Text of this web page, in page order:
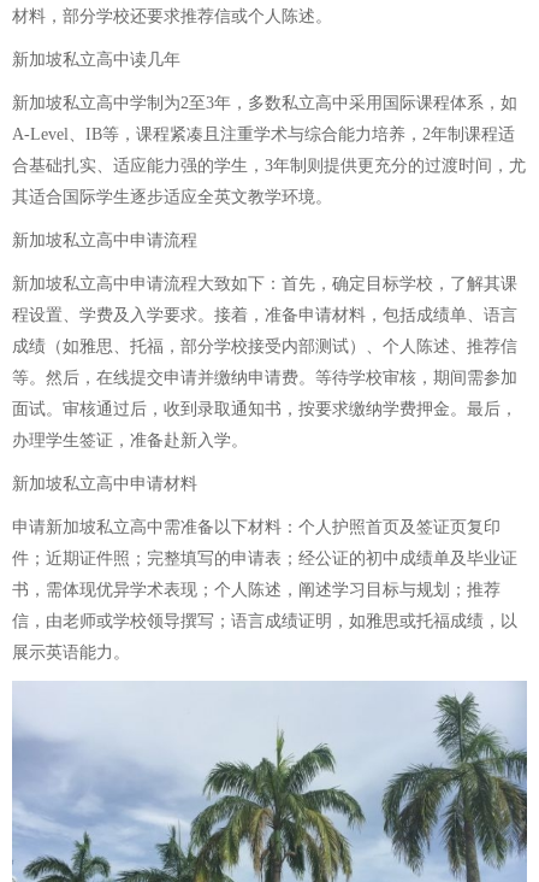
材料，部分学校还要求推荐信或个人陈述。
新加坡私立高中读几年
新加坡私立高中学制为2至3年，多数私立高中采用国际课程体系，如
A-Level、IB等，课程紧凑且注重学术与综合能力培养，2年制课程适
合基础扎实、适应能力强的学生，3年制则提供更充分的过渡时间，尤
其适合国际学生逐步适应全英文教学环境。
新加坡私立高中申请流程
新加坡私立高中申请流程大致如下：首先，确定目标学校，了解其课
程设置、学费及入学要求。接着，准备申请材料，包括成绩单、语言
成绩（如雅思、托福，部分学校接受内部测试）、个人陈述、推荐信
等。然后，在线提交申请并缴纳申请费。等待学校审核，期间需参加
面试。审核通过后，收到录取通知书，按要求缴纳学费押金。最后，
办理学生签证，准备赴新入学。
新加坡私立高中申请材料
申请新加坡私立高中需准备以下材料：个人护照首页及签证页复印
件；近期证件照；完整填写的申请表；经公证的初中成绩单及毕业证
书，需体现优异学术表现；个人陈述，阐述学习目标与规划；推荐
信，由老师或学校领导撰写；语言成绩证明，如雅思或托福成绩，以
展示英语能力。